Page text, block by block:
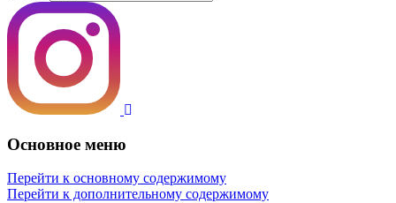
Основное меню
Перейти к основному содержимому
Перейти к дополнительному содержимому